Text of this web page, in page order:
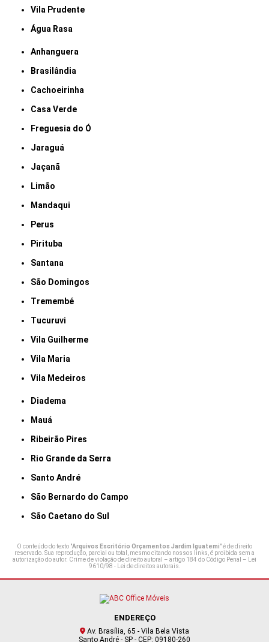
Vila Prudente
Água Rasa
Anhanguera
Brasilândia
Cachoeirinha
Casa Verde
Freguesia do Ó
Jaraguá
Jaçanã
Limão
Mandaqui
Perus
Pirituba
Santana
São Domingos
Tremembé
Tucuruvi
Vila Guilherme
Vila Maria
Vila Medeiros
Diadema
Mauá
Ribeirão Pires
Rio Grande da Serra
Santo André
São Bernardo do Campo
São Caetano do Sul
O conteúdo do texto "Arquivos Escritório Orçamentos Jardim Iguatemi" é de direito
reservado. Sua reprodução, parcial ou total, mesmo citando nossos links, é proibida sem a
autorização do autor. Crime de violação de direito autoral – artigo 184 do Código Penal – Lei
9610/98 - Lei de direitos autorais.
ENDEREÇO
Av. Brasília, 65 - Vila Bela Vista
Santo André - SP - CEP: 09180-260